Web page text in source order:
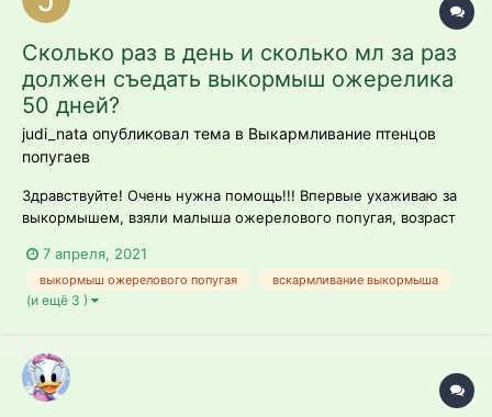
Сколько раз в день и сколько мл за раз
должен съедать выкормыш ожерелика
50 дней?
judi_nata опубликовал тема в Выкармливание птенцов
попугаев
Здравствуйте! Очень нужна помощь!!! Впервые ухаживаю за
выкормышем, взяли малыша ожерелового попугая, возраст
раза в день по 20 мл. Кормлю смесью NutriBird A21.
Подскажите пожалуйста, такого кормления достаточно, или
необходимо к...
7 апреля, 2021
выкормыш ожерелового попугая вскармливание выкормыша
(и ещё 3 )